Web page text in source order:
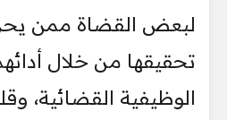
لبعض القضاة ممن
تحقيقها من خلال
الوظيفية القضائية،